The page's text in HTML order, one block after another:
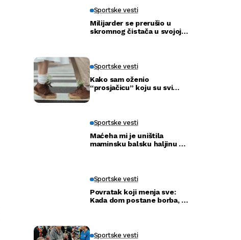
Sportske vesti
Milijarder se prerušio u
skromnog čistača u svojoj
Sportske vesti
Kako sam oženio
“prosjačicu” koju su svi
Sportske vesti
Maćeha mi je uništila
maminsku balsku haljinu —
Sportske vesti
Povratak koji menja sve:
Kada dom postane borba, a
Sportske vesti